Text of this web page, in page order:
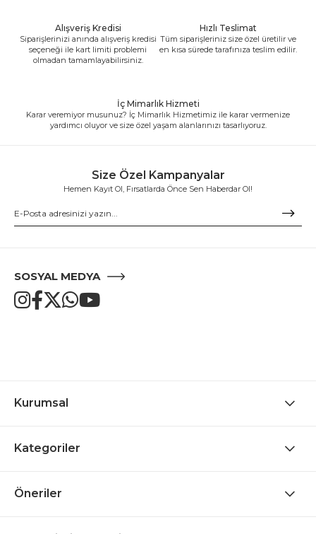
Alışveriş Kredisi
Siparişlerinizi anında alışveriş kredisi
seçeneği ile kart limiti problemi
olmadan tamamlayabilirsiniz.
Hızlı Teslimat
Tüm siparişleriniz size özel üretilir ve
en kısa sürede tarafınıza teslim edilir.
İç Mimarlık Hizmeti
Karar veremiyor musunuz? İç Mimarlık Hizmetimiz ile karar vermenize
yardımcı oluyor ve size özel yaşam alanlarınızı tasarlıyoruz.
Size Özel Kampanyalar
Hemen Kayıt Ol, Fırsatlarda Önce Sen Haberdar Ol!
SOSYAL MEDYA
Kurumsal
Kategoriler
Öneriler